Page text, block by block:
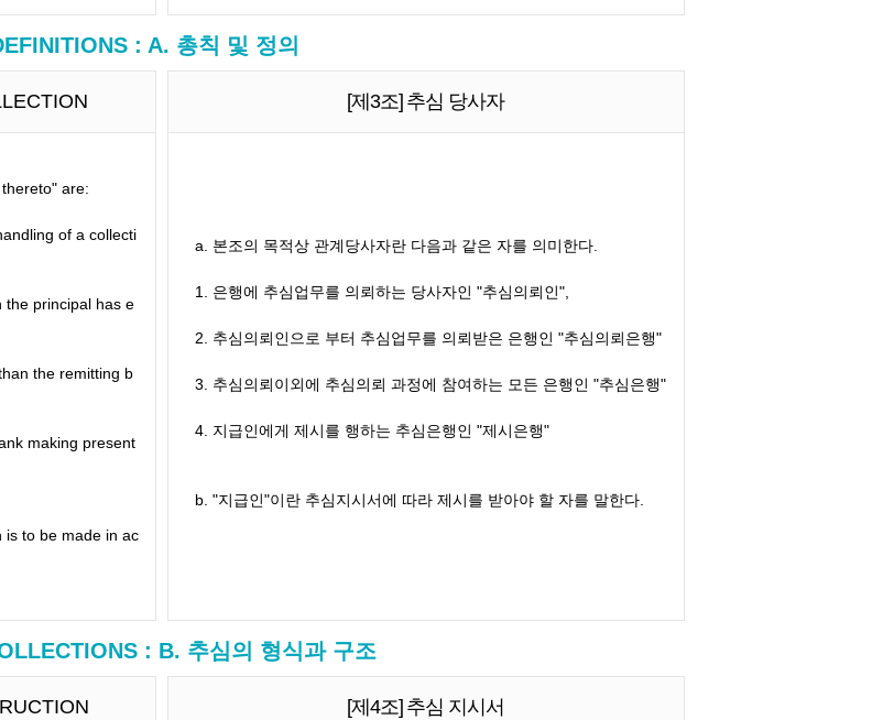
: A. 총칙 및 정의
are:
of a collecti
the principal has e
the remitting b
making present
is to be made in ac
[제3조] 추심 당사자
a. 본조의 목적상 관계당사자란 다음과 같은 자를 의미한다.
1. 은행에 추심업무를 의뢰하는 당사자인 "추심의뢰인",
2. 추심의뢰인으로 부터 추심업무를 의뢰받은 은행인 "추심의뢰은행"
3. 추심의뢰이외에 추심의뢰 과정에 참여하는 모든 은행인 "추심은행"
4. 지급인에게 제시를 행하는 추심은행인 "제시은행"
b. "지급인"이란 추심지시서에 따라 제시를 받아야 할 자를 말한다.
: B. 추심의 형식과 구조
[제4조] 추심 지시서